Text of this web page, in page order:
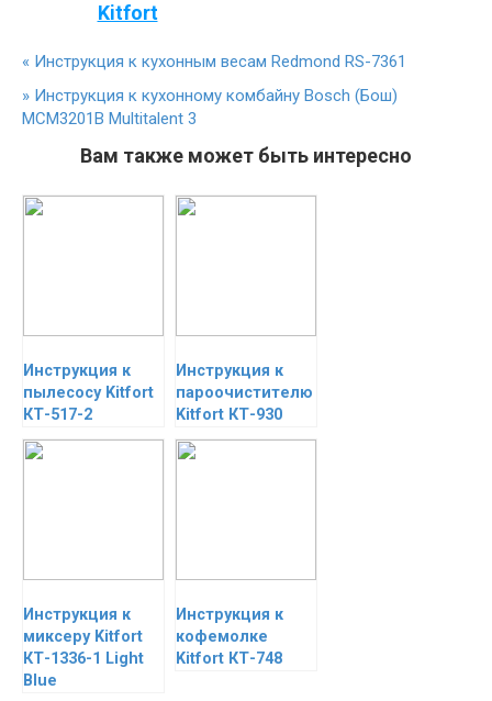
Kitfort
« Инструкция к кухонным весам Redmond RS-7361
» Инструкция к кухонному комбайну Bosch (Бош)
MCM3201B Multitalent 3
Вам также может быть интересно
Инструкция к
пылесосу Kitfort
КТ-517-2
Инструкция к
пароочистителю
Kitfort КТ-930
Инструкция к
миксеру Kitfort
КТ-1336-1 Light
Blue
Инструкция к
кофемолке
Kitfort КТ-748